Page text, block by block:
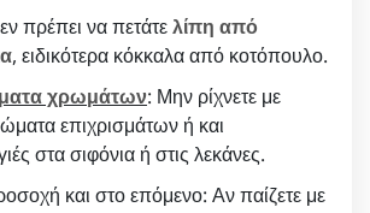
πρέπει να πετάτελίπη από
, ειδικότερα κόκκαλα από κοτόπουλο.
χρωμάτων: Μην ρίχνετε με
επιχρισμάτων ή και
στα σιφόνια ή στις λεκάνες.
και στο επόμενο: Αν παίζετε με